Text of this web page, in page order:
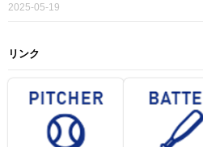
2025-05-19
リンク